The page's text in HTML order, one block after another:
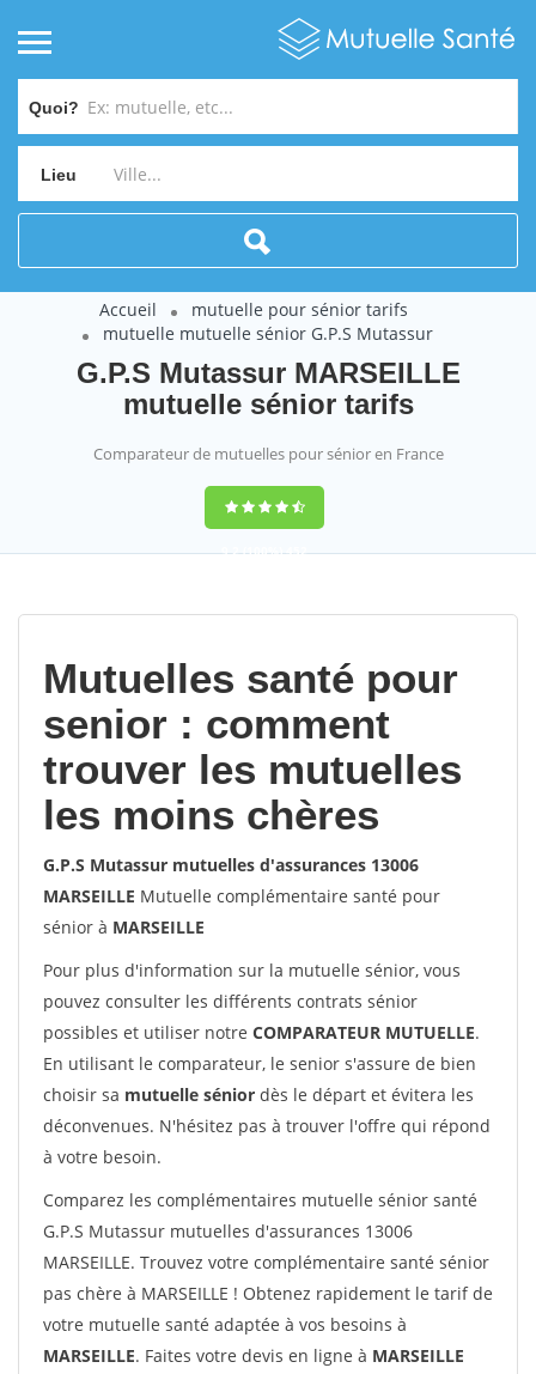
Quoi?
Lieu
Accueil
mutuelle pour sénior tarifs
mutuelle mutuelle sénior G.P.S Mutassur
G.P.S Mutassur MARSEILLE
mutuelle sénior tarifs
Comparateur de mutuelles pour sénior en France
9,2(100%)452
Mutuelles santé pour
senior : comment
trouver les mutuelles
les moins chères
G.P.S Mutassur mutuelles d'assurances 13006
MARSEILLE Mutuelle complémentaire santé pour
sénior à MARSEILLE
Pour plus d'information sur la mutuelle sénior, vous
pouvez consulter les différents contrats sénior
possibles et utiliser notre COMPARATEUR MUTUELLE.
En utilisant le comparateur, le senior s'assure de bien
choisir sa mutuelle sénior dès le départ et évitera les
déconvenues. N'hésitez pas à trouver l'offre qui répond
à votre besoin.
Comparez les complémentaires mutuelle sénior santé
G.P.S Mutassur mutuelles d'assurances 13006
MARSEILLE. Trouvez votre complémentaire santé sénior
pas chère à MARSEILLE ! Obtenez rapidement le tarif de
votre mutuelle santé adaptée à vos besoins à
MARSEILLE. Faites votre devis en ligne à MARSEILLE